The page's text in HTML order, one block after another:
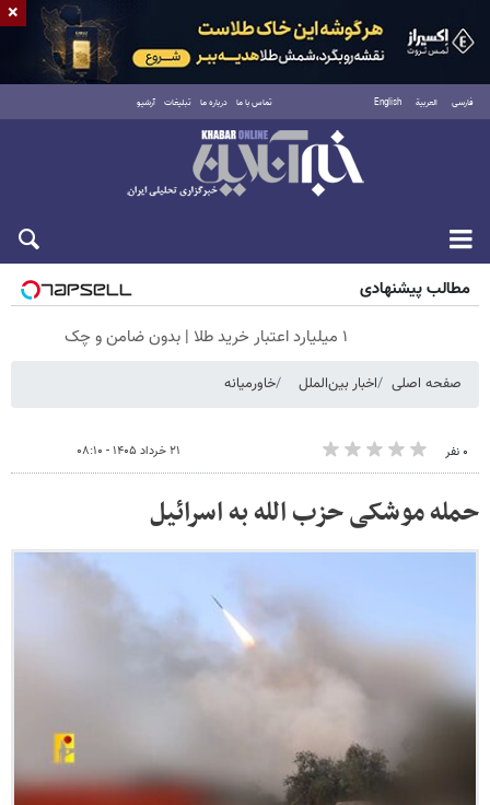
فارسی العربية English تماس با ما درباره ما تبلیغات آرشیو
پنجشنبه ۱۵ مرداد ۱۴۰۵
مطالب پیشنهادی
۱ میلیارد اعتبار خرید طلا | بدون ضامن و چک
صفحه اصلی اخبار بین‌الملل خاورمیانه
۰ نفر ۲۱ خرداد ۱۴۰۵ - ۰۸:۱۰
حمله موشکی حزب الله به اسرائیل
×